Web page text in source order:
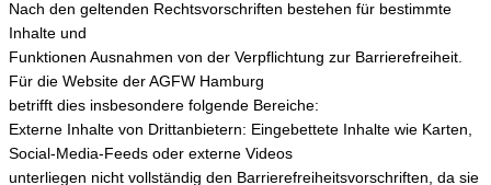
Nach den geltenden Rechtsvorschriften bestehen für bestimmte
Inhalte und
Funktionen Ausnahmen von der Verpflichtung zur Barrierefreiheit.
Für die Website der AGFW Hamburg
betrifft dies insbesondere folgende Bereiche:
Externe Inhalte von Drittanbietern: Eingebettete Inhalte wie Karten,
Social-Media-Feeds oder externe Videos
unterliegen nicht vollständig den Barrierefreiheitsvorschriften, da sie